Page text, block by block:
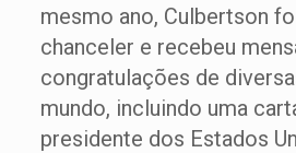
mesmo ano, Culbertson
chanceler e recebeu
congratulações de
mundo, incluindo uma
presidente dos Estados